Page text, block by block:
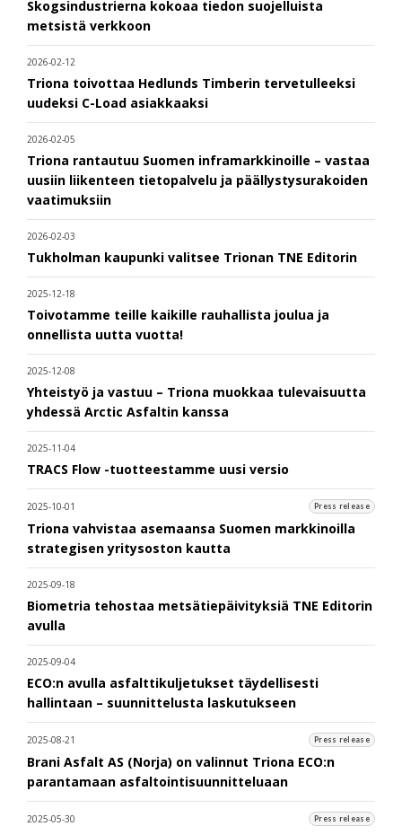
Skogsindustrierna kokoaa tiedon suojelluista
metsistä verkkoon
2026-02-12
Triona toivottaa Hedlunds Timberin tervetulleeksi
uudeksi C-Load asiakkaaksi
2026-02-05
Triona rantautuu Suomen inframarkkinoille – vastaa
uusiin liikenteen tietopalvelu ja päällystysurakoiden
vaatimuksiin
2026-02-03
Tukholman kaupunki valitsee Trionan TNE Editorin
2025-12-18
Toivotamme teille kaikille rauhallista joulua ja
onnellista uutta vuotta!
2025-12-08
Yhteistyö ja vastuu – Triona muokkaa tulevaisuutta
yhdessä Arctic Asfaltin kanssa
2025-11-04
TRACS Flow -tuotteestamme uusi versio
2025-10-01 Press release
Triona vahvistaa asemaansa Suomen markkinoilla
strategisen yritysoston kautta
2025-09-18
Biometria tehostaa metsätiepäivityksiä TNE Editorin
avulla
2025-09-04
ECO:n avulla asfalttikuljetukset täydellisesti
hallintaan – suunnittelusta laskutukseen
2025-08-21 Press release
Brani Asfalt AS (Norja) on valinnut Triona ECO:n
parantamaan asfaltointisuunnitteluaan
2025-05-30 Press release